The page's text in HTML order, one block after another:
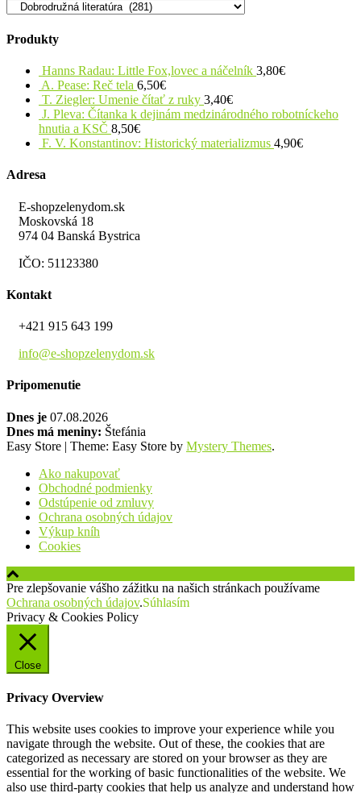
Produkty
Hanns Radau: Little Fox,lovec a náčelník 3,80€
A. Pease: Reč tela 6,50€
T. Ziegler: Umenie čítať z ruky 3,40€
J. Pleva: Čítanka k dejinám medzinárodného robotníckeho
hnutia a KSČ 8,50€
F. V. Konstantinov: Historický materializmus 4,90€
Adresa
E-shopzelenydom.sk
Moskovská 18
974 04 Banská Bystrica
IČO: 51123380
Kontakt
+421 915 643 199
info@e-shopzelenydom.sk
Pripomenutie
Dnes je 07.08.2026
Dnes má meniny: Štefánia
Easy Store | Theme: Easy Store by Mystery Themes.
Ako nakupovať
Obchodné podmienky
Odstúpenie od zmluvy
Ochrana osobných údajov
Výkup kníh
Cookies
Pre zlepšovanie vášho zážitku na našich stránkach používame
Ochrana osobných údajov.Súhlasím
Privacy & Cookies Policy
Close
Privacy Overview
This website uses cookies to improve your experience while you
navigate through the website. Out of these, the cookies that are
categorized as necessary are stored on your browser as they are
essential for the working of basic functionalities of the website. We
also use third-party cookies that help us analyze and understand how